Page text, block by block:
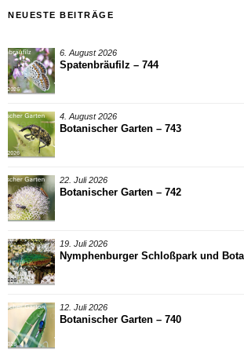
NEUESTE BEITRÄGE
6. August 2026
Spatenbräufilz – 744
4. August 2026
Botanischer Garten – 743
22. Juli 2026
Botanischer Garten – 742
19. Juli 2026
Nymphenburger Schloßpark und
12. Juli 2026
Botanischer Garten – 740